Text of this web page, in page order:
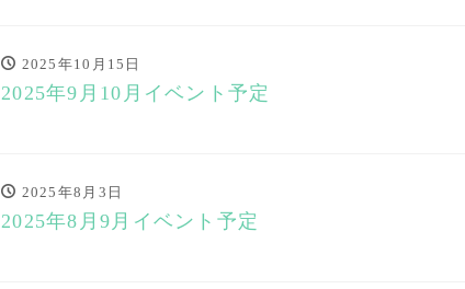
2025年10月15日
2025年9月10月イベント予定
2025年8月3日
2025年8月9月イベント予定